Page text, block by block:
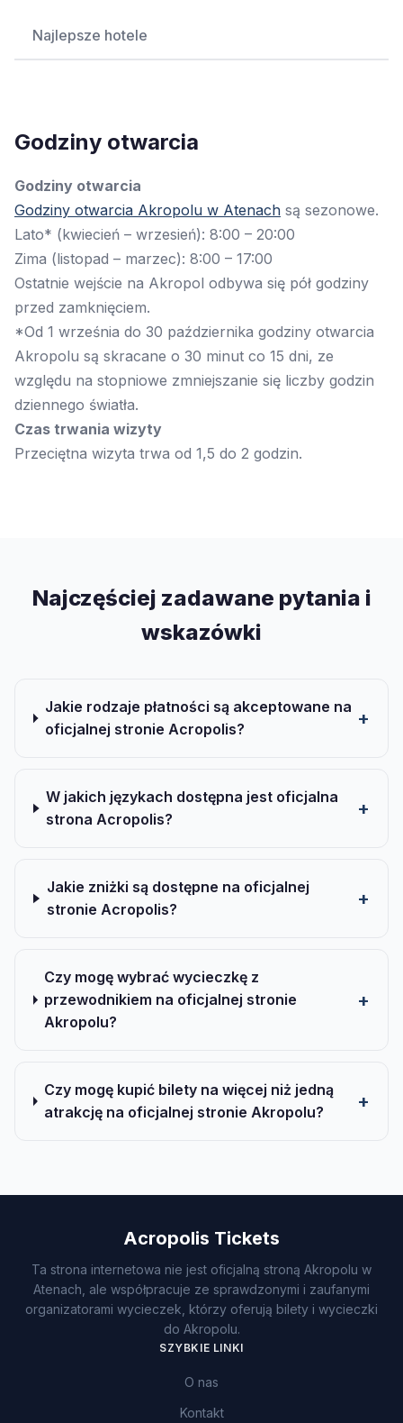
Najlepsze hotele
Godziny otwarcia
Godziny otwarcia
Godziny otwarcia Akropolu w Atenach są sezonowe.
Lato* (kwiecień – wrzesień): 8:00 – 20:00
Zima (listopad – marzec): 8:00 – 17:00
Ostatnie wejście na Akropol odbywa się pół godziny
przed zamknięciem.
*Od 1 września do 30 października godziny otwarcia
Akropolu są skracane o 30 minut co 15 dni, ze
względu na stopniowe zmniejszanie się liczby godzin
dziennego światła.
Czas trwania wizyty
Przeciętna wizyta trwa od 1,5 do 2 godzin.
Najczęściej zadawane pytania i
wskazówki
Jakie rodzaje płatności są akceptowane na
oficjalnej stronie Acropolis?
W jakich językach dostępna jest oficjalna
strona Acropolis?
Jakie zniżki są dostępne na oficjalnej
stronie Acropolis?
Czy mogę wybrać wycieczkę z
przewodnikiem na oficjalnej stronie
Akropolu?
Czy mogę kupić bilety na więcej niż jedną
atrakcję na oficjalnej stronie Akropolu?
Acropolis Tickets
Ta strona internetowa nie jest oficjalną stroną Akropolu w
Atenach, ale współpracuje ze sprawdzonymi i zaufanymi
organizatorami wycieczek, którzy oferują bilety i wycieczki
do Akropolu.
SZYBKIE LINKI
O nas
Kontakt